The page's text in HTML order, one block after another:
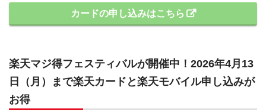
カードの申し込みはこちら
楽天マジ得フェスティバルが開催中！2026年4月13
日（月）まで楽天カードと楽天モバイル申し込みが
お得